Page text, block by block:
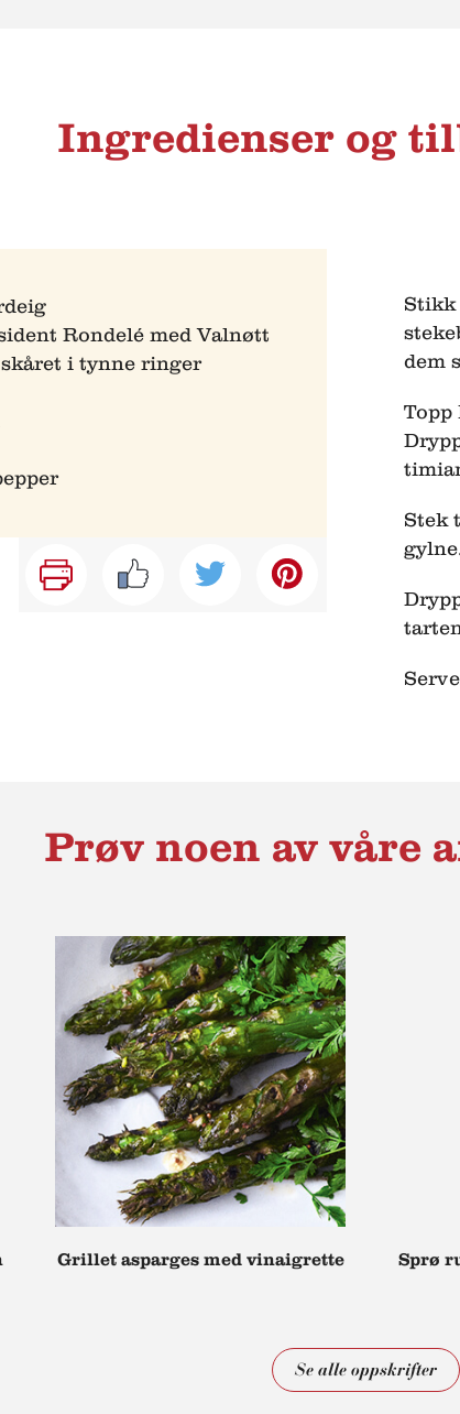
Ingredienser og
Rondelé med Valnøtt
i tynne ringer
Stikk
dem
Topp
Stek
Prøv noen av våre
Grillet asparges med vinaigrette
Sprø
Se alle oppskrifter